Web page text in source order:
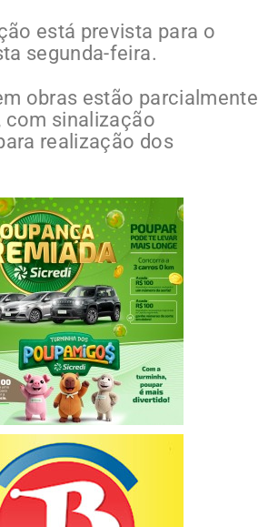
está prevista para o
segunda-feira.
obras estão parcialmente
com sinalização
realização dos